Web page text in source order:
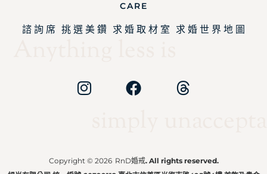
CARE
諮 詢 席 挑 選 美 鑽 求 婚 取 材 室 求 婚 世 界 地 圖
Copyright © 2026 RnD婚戒. All rights reserved.